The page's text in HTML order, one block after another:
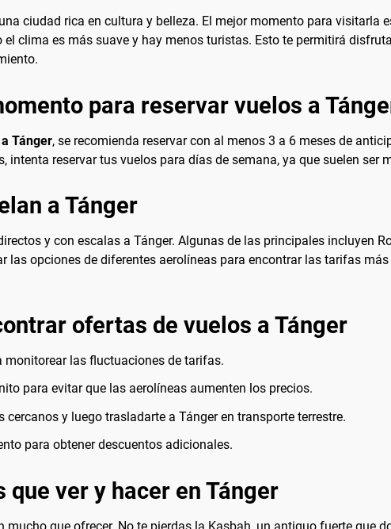
ciudad rica en cultura y belleza. El mejor momento para visitarla
el clima es más suave y hay menos turistas. Esto te permitirá
para reservar vuelos a
Tánger, se recomienda reservar con al menos 3 a 6 meses de
intenta reservar tus vuelos para días de semana, ya que suelen ser
a Tánger
y con escalas a Tánger. Algunas de las principales incluyen
las opciones de diferentes aerolíneas para encontrar las tarifas
ofertas de vuelos a Tánger
monitorear las fluctuaciones de tarifas.
para evitar que las aerolíneas aumenten los precios.
cercanos y luego trasladarte a Tánger en transporte terrestre.
para obtener descuentos adicionales.
que ver y hacer en Tánger
mucho que ofrecer. No te pierdas la Kasbah, un antiguo fuerte que